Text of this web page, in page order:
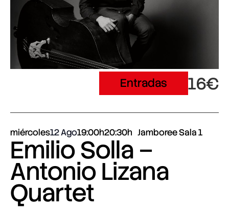
Entradas 16€
miércoles12 Ago19:00h20:30h Jamboree Sala 1
Emilio Solla –
Antonio Lizana
Quartet